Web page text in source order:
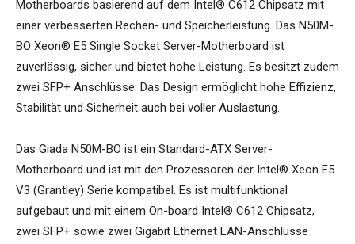
Motherboards basierend auf dem Intel® C612 Chipsatz mit
einer verbesserten Rechen- und Speicherleistung. Das N50M-
BO Xeon® E5 Single Socket Server-Motherboard ist
zuverlässig, sicher und bietet hohe Leistung. Es besitzt zudem
zwei SFP+ Anschlüsse. Das Design ermöglicht hohe Effizienz,
Stabilität und Sicherheit auch bei voller Auslastung.
Das Giada N50M-BO ist ein Standard-ATX Server-
Motherboard und ist mit den Prozessoren der Intel® Xeon E5
V3 (Grantley) Serie kompatibel. Es ist multifunktional
aufgebaut und mit einem On-board Intel® C612 Chipsatz,
zwei SFP+ sowie zwei Gigabit Ethernet LAN-Anschlüsse